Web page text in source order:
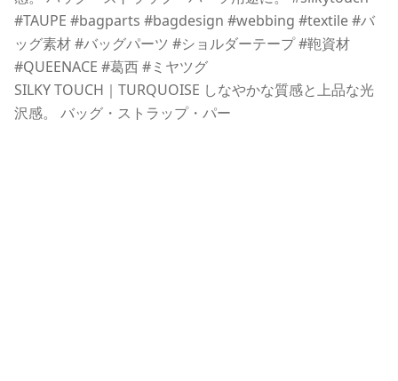
SILKY TOUCH｜TURQUOISE しなやかな質感と上品な光
沢感。 バッグ・ストラップ・パー